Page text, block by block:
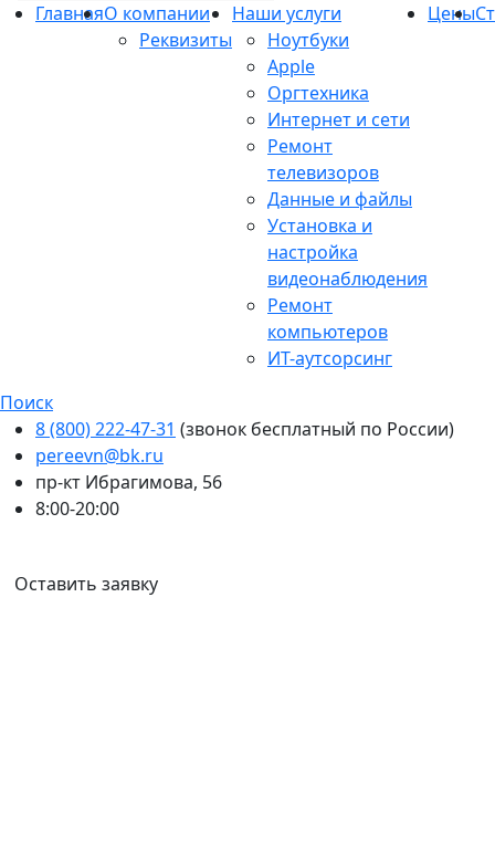
ГлавнаяО компании
Реквизиты
Наши услуги
Ноутбуки
Apple
Оргтехника
Интернет и сети
Ремонт
телевизоров
Данные и файлы
Установка и
настройка
видеонаблюдения
Ремонт
компьютеров
ИТ-аутсорсинг
Цены
Поиск
8 (800) 222-47-31 (звонок бесплатный по России)
pereevn@bk.ru
пр-кт Ибрагимова, 56
8:00-20:00
Оставить заявку